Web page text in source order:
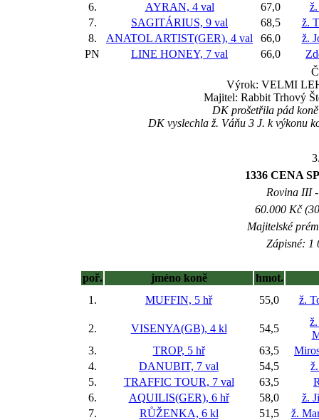
6.
AYRAN, 4 val 67,0
7.
SAGITÁRIUS, 9 val 68,5
ž.
8.
ANATOL ARTIST(GER), 4 val 66,0
ž.
PN
LINE HONEY, 7 val 66,0
Výrok: VELMI
Majitel: Rabbit Trhový
DK prošetřila pád
DK vyslechla ž. Váňu 3 J. k výkonu
1336 CENA
Rovina III
60.000 Kč
Majitelské
Zápisné: 1
poř. jméno koně
hmot.
1.
MUFFIN, 5 hř 55,0 ž.
2. VISENYA(GB), 4 kl 54,5
3.
TROP, 5 hř 63,5
4.
DANUBIT, 7 val 54,5
5.
TRAFFIC TOUR, 7 val 63,5
6.
AQUILIS(GER), 6 hř 58,0
ž.
7.
RŮŽENKA, 6 kl 51,5
ž.